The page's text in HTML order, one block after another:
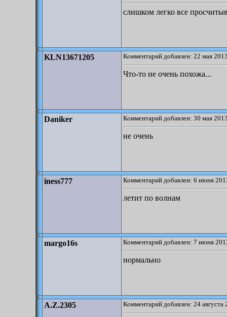
слишком легко все
KLN13671205 Комментарий добавлен: 22 мая
Что-то не очень похожа...
Daniker Комментарий добавлен: 30 мая
не очень
iness777 Комментарий добавлен: 6 июня
летит по волнам
margo16s Комментарий добавлен: 7 июня
нормально
A.Z.2305 Комментарий добавлен: 24 августа